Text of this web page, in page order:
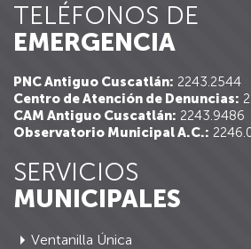
TELÉFONOS DE
EMERGENCIA
PNC Antiguo Cuscatlán: 2243.2544
Centro de Atención de Denuncias:
CAM Antiguo Cuscatlán: 2243.9486
Observatorio Municipal A.C.:
SERVICIOS
MUNICIPALES
Ventanilla Única